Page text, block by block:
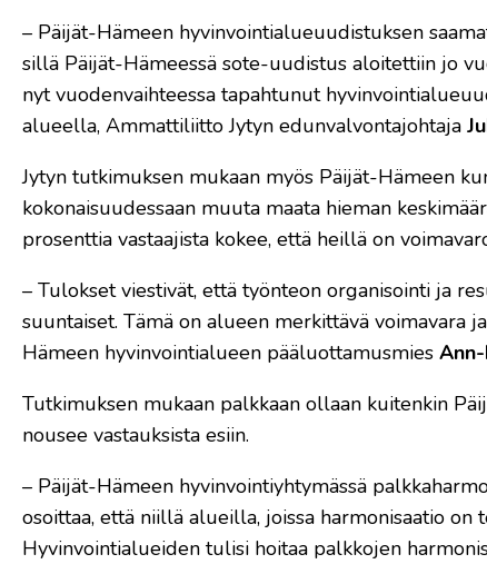
– Päijät-Hämeen hyvinvointialueuudistuksen
sillä Päijät-Hämeessä sote-uudistus aloitettiin jo
nyt vuodenvaihteessa tapahtunut
alueella, Ammattiliitto Jytyn edunvalvontajohtaja
Jytyn tutkimuksen mukaan myös Päijät-Hämeen
kokonaisuudessaan muuta maata hieman
prosenttia vastaajista kokee, että heillä on
– Tulokset viestivät, että työnteon organisointi ja
suuntaiset. Tämä on alueen merkittävä voimavara
Hämeen hyvinvointialueen pääluottamusmies
Tutkimuksen mukaan palkkaan ollaan kuitenkin
nousee vastauksista esiin.
– Päijät-Hämeen hyvinvointiyhtymässä
osoittaa, että niillä alueilla, joissa harmonisaatio on
Hyvinvointialueiden tulisi hoitaa palkkojen